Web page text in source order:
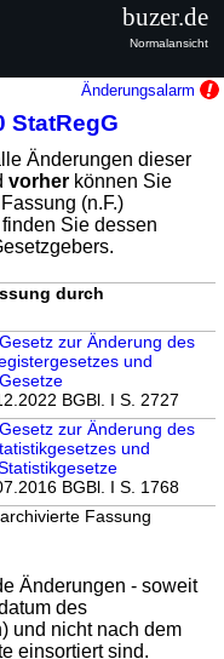
Änderungsalarm
StatRegG
Änderungen dieser
vorher können Sie
(n.F.)
Sie dessen
durch
zur Änderung des
und
BGBl. I S. 2727
zur Änderung des
und
BGBl. I S. 1768
Fassung
Änderungen - soweit
des
und nicht nach dem
einsortiert sind.
buzer.de
Normalansicht